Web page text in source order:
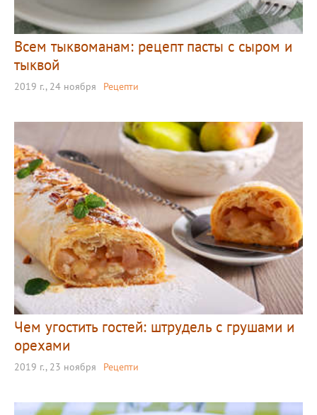
Всем тыквоманам: рецепт пасты с сыром и
тыквой
2019 г., 24 ноября Рецепти
Чем угостить гостей: штрудель с грушами и
орехами
2019 г., 23 ноября Рецепти